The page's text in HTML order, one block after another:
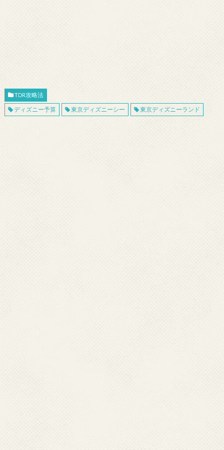
TDR攻略法
ディズニー予算
東京ディズニーシー 東京ディズニーランド